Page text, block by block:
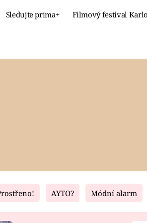
Sledujte prima+ Filmový festival
Living
AYTO? Módní alarm